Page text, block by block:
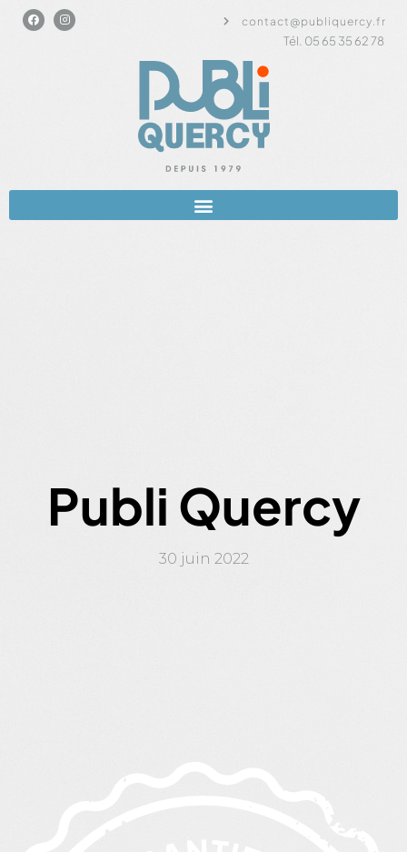
contact@publiquercy.fr
Tél. 05 65 35 62 78
Publi Quercy
30 juin 2022